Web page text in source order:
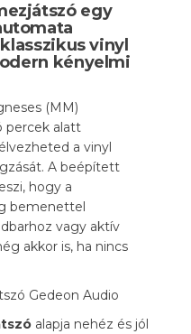
egy
vinyl
kényelmi
(MM)
percek alatt
a vinyl
A beépített
hogy a
bemenettel
vagy aktív
akkor is, ha nincs
alapja nehéz és jól